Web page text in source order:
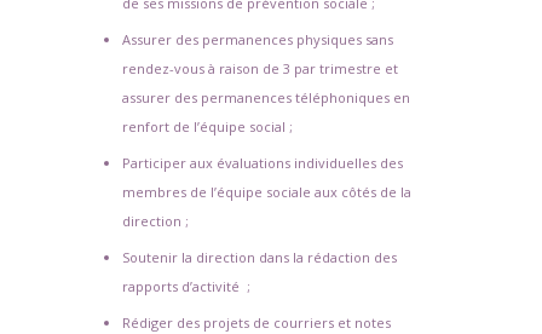
Assurer des permanences physiques sans
rendez-vous à raison de 3 par trimestre et
assurer des permanences téléphoniques en
renfort de l’équipe social ;
Participer aux évaluations individuelles des
membres de l’équipe sociale aux côtés de la
direction ;
Soutenir la direction dans la rédaction des
rapports d’activité ;
Rédiger des projets de courriers et notes